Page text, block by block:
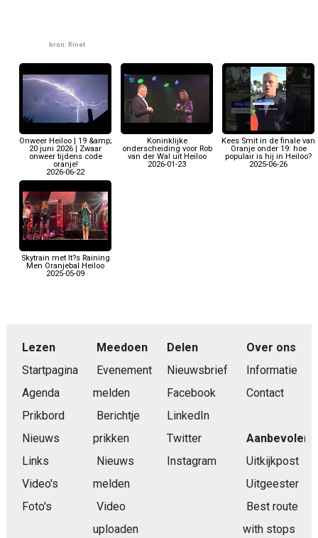
bron: Rinet
Onweer Heiloo | 19 &amp;
20 juni 2026 | Zwaar
onweer tijdens code
oranje!
2026-06-22
Koninklijke
onderscheiding voor Rob
van der Wal uit Heiloo
2026-01-23
Kees Smit in de finale van
Oranje onder 19: hoe
populair is hij in Heiloo?
2025-06-26
Skytrain met It?s Raining
Men Oranjebal Heiloo
2025-05-09
Lezen
Startpagina
Agenda
Prikbord
Nieuws
Links
Video's
Foto's
Meedoen
Evenement
melden
Berichtje
prikken
Nieuws
melden
Video
uploaden
Delen
Nieuwsbrief
Facebook
LinkedIn
Twitter
Instagram
Over ons
Informatie
Contact
Aanbevolen
Uitkijkpost
Uitgeester
Best route
with stops